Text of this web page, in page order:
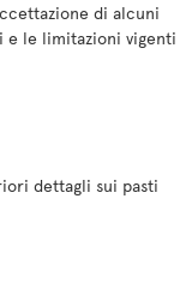
di alcuni
e le limitazioni vigenti
dettagli sui pasti